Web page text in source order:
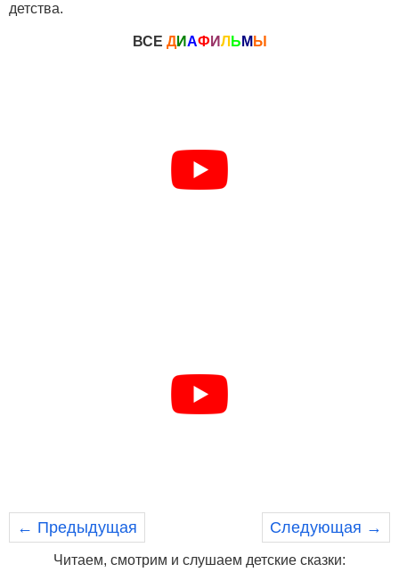
детства.
ВСЕ ДИАФ ИЛ Ь М Ы
← Предыдущая Следующая →
Читаем, смотрим и слушаем детские сказки: